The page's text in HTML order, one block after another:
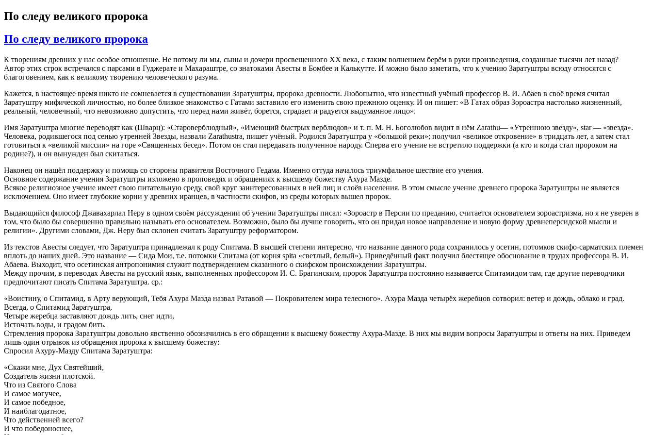
По следу великого пророка
По следу великого пророка
К творениям древних у нас особое отношение. Не потому ли мы, сыны и дочери просвещенного XX века, с таким волнением берём в руки произведения, созданные тысячи лет назад?
Автор этих строк встречался с парсами в Гуджерате и Махараштре, со знатоками Авесты в Бомбее и Калькутте. И можно было заметить, что к учению Заратуштры всюду относятся с
благоговением, как к великому творению человеческого разума.
Кажется, в настоящее время никто не сомневается в существовании Заратуштры, пророка древности. Любопытно, что известный учёный профессор В. И. Абаев в своё время считал
Заратуштру мифической личностью, но более близкое знакомство с Гатами заставило его изменить свою прежнюю оценку. И он пишет: «В Гатах образ Зороастра настолько жизненный,
реальный, человечный, что невозможно допустить, что перед нами живёт, борется, страдает и радуется выдуманное лицо».
Имя Заратуштра многие переводят как (Шварц): «Староверблюдный», «Имеющий быстрых верблюдов» и т. п. М. Н. Боголюбов видит в нём Zarathu— «Утреннюю звезду», star — «звезда».
Человека, родившегося под сенью утренней Звезды, назвали Zarathustra, пишет учёный. Родился Заратуштра у «большой реки»; получил «великое откровение» в тридцать лет, а затем стал
готовиться к «великой миссии» на горе «Священных бесед». Потом он стал передавать полученное народу. Сперва его учение не встретило поддержки (а кто и когда стал пророком на
родине?), и он вынужден был скитаться.
Наконец он нашёл поддержку и помощь со стороны правителя Восточного Гедама. Именно оттуда началось триумфальное шествие его учения.
Основное содержание учения Заратуштры изложено в проповедях и обращениях к высшему божеству Ахура Мазде.
Всякое религиозное учение имеет свою питательную среду, свой круг заинтересованных в ней лиц и слоёв населения. В этом смысле учение древнего пророка Заратуштры не является
исключением. Оно имеет глубокие корни у древних иранцев, в частности скифов, из среды которых вышел пророк.
Выдающийся философ Джавахарлал Неру в одном своём рассуждении об учении Заратуштры писал: «Зороастр в Персии по преданию, считается основателем зороастризма, но я не уверен в
том, что было бы совершенно правильно называть его основателем. Возможно, было бы лучше говорить, что он придал новое направление и новую форму древнеперсидской мысли и
религии». Другими словами, Дж. Неру был склонен считать Заратуштру реформатором.
Из текстов Авесты следует, что Заратуштра принадлежал к роду Спитама. В высшей степени интересно, что название данного рода сохранилось у осетин, потомков скифо-сарматских племен
вплоть до наших дней. Это название — Сида Мои, т.е. потомки Спитама (от корня spita «светлый, белый»). Приведённый факт получил блестящее обоснование в трудах профессора В. И.
Абаева. Выходит, что осетинская антропонимия служит подтверждением сказанного о скифском происхождении Заратуштры.
Между прочим, в переводах Авесты на русский язык, выполненных профессором И. С. Брагинским, пророк Заратуштра постоянно называется Спитамидом там, где другие переводчики
предпочитают писать Спитама Заратуштра. ср.:
«Воистину, о Спитамид, в Арту верующий, Тебя Ахура Мазда назвал Ратавой — Покровителем мира телесного». Ахура Мазда четырёх жеребцов сотворил: ветер и дождь, облако и град.
Всегда, о Спитамид Заратуштра,
Четыре жеребца заставляют дождь лить, снег идти,
Источать воды, и градом бить.
Стремления пророка Заратуштры довольно явственно обозначились в его обращении к высшему божеству Ахура-Мазде. В них мы видим вопросы Заратуштры и ответы на них. Приведем
лишь один отрывок из обращения пророка к высшему божеству:
Спросил Ахуру-Мазду Спитама Заратуштра:
«Скажи мне, Дух Святейший,
Создатель жизни плотской.
Что из Святого Слова
И самое могучее,
И самое победное,
И наиблагодатное,
Что действенней всего?
И что победоноснее,